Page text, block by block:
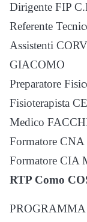
Dirigente FIP
Referente
Assistenti
GIACOMO
Preparatore
Fisioterapista
Medico
Formatore
Formatore CIA
RTP Como
PROGRAMMA